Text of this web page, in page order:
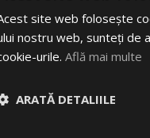
site web folosește
nostru web, sunteți de
urile. Află mai multe
ARATĂ DETALIILE